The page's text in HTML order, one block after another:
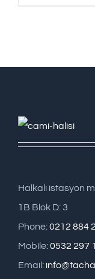
Halkalı istasyon
1B Blok D: 3
Phone:0212 884
Mobile:0532 297
Email: